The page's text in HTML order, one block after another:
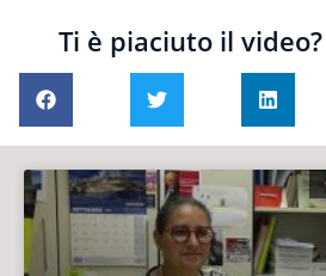
Ti è piaciuto il